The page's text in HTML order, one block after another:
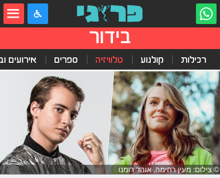
בידור
רכילות קולנוע טלוויזיה ספרים אירועים
© צילום: מעין רחימה, אוהד רומנו